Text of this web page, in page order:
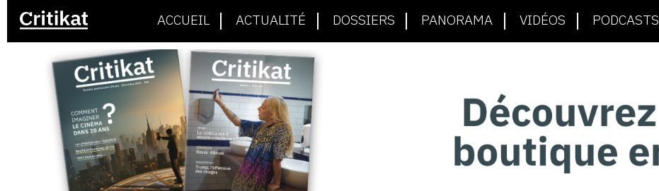
ACCUEIL ACTUALITÉ DOSSIERS PANORAMA VIDÉOS PODCASTS